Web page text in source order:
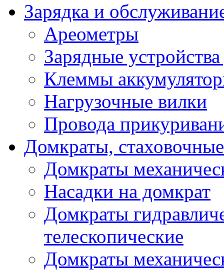
Зарядка и
Ареометры
Зарядные
Клеммы
Нагрузочные вилки
Провода
Домкраты,
Домкраты
Насадки на домкрат
Домкраты
телескопические
Домкраты